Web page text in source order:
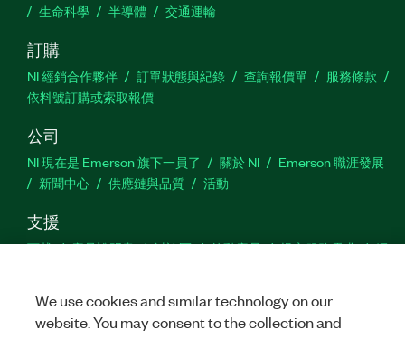
生命科學
半導體 交通運輸
訂購
NI 經銷合作夥伴 訂單狀態與紀錄 查詢報價單
服務條款
依料號訂購或索取報價
公司
NI 現在是 Emerson 旗下一員了 關於 NI
Emerson 職涯發展
新聞中心
供應鏈與品質 活動
支援
下載 產品說明書 討論區 啟動產品 提交服務需求
網
TwitterFacebook
We use cookies and similar technology on our
website. You may consent to the collection and